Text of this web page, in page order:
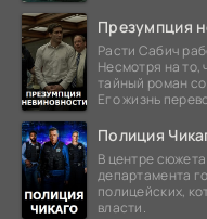
Презумпция
Расти Сабич
Несмотря на то,
тайный роман
Его жизнь
Полиция
В центре
департамента
полицейских,
власти.